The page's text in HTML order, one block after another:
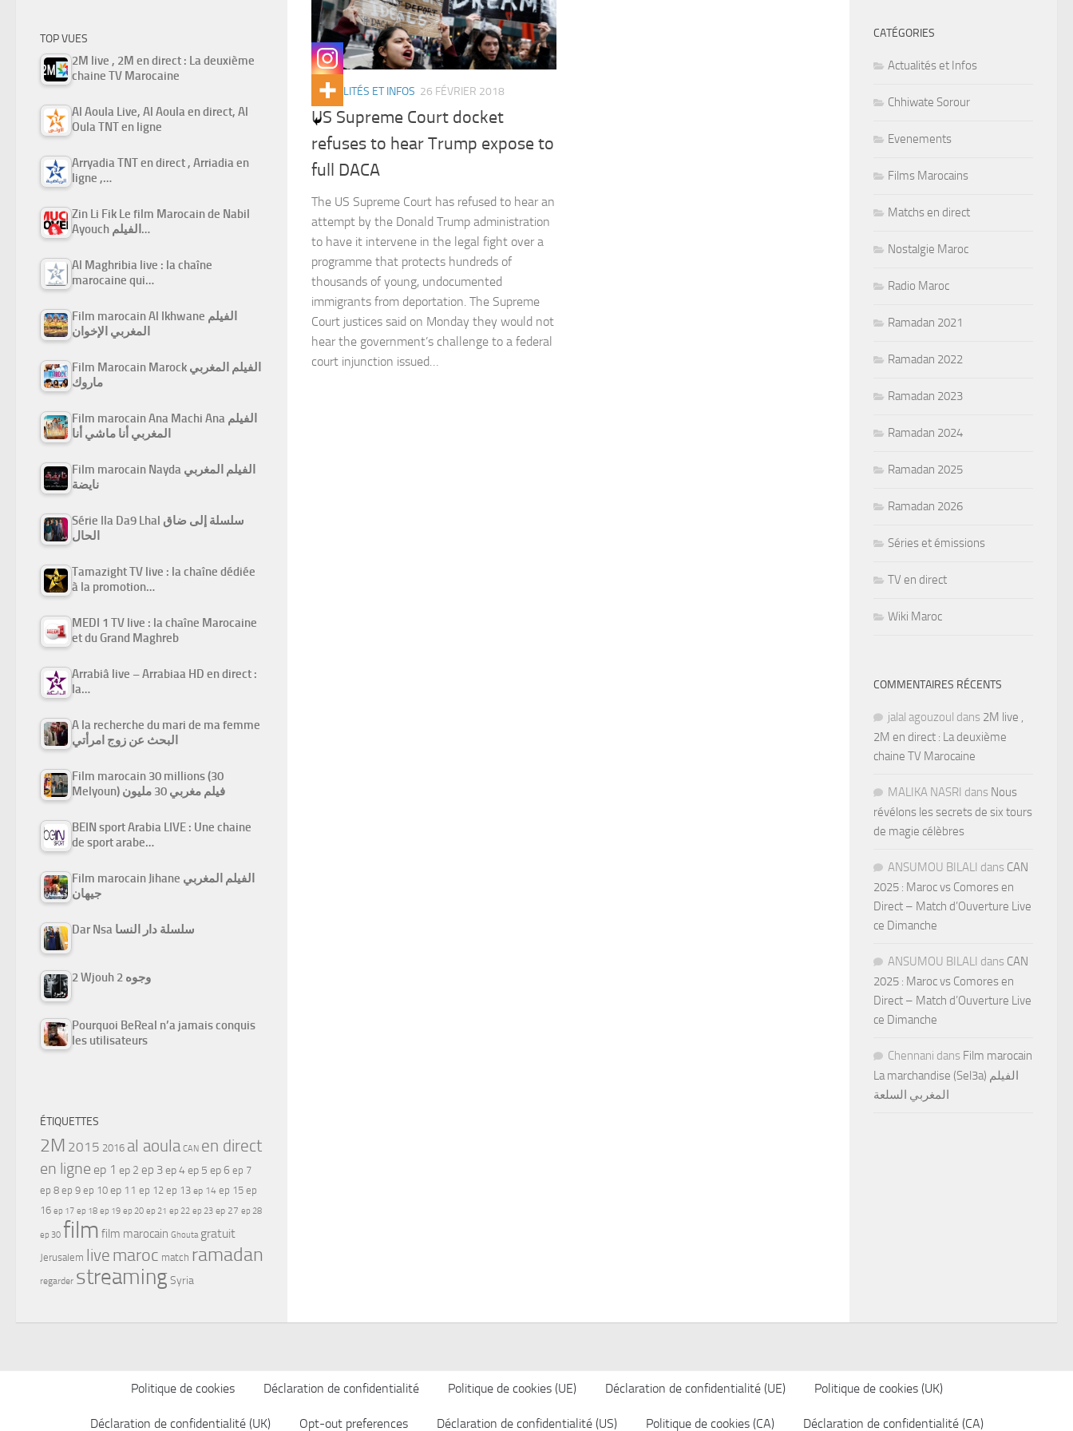
ACTUALITÉS ET INFOS 26 FÉVRIER 2018
US Supreme Court docket
refuses to hear Trump expose to
full DACA
The US Supreme Court has refused to hear an
attempt by the Donald Trump administration
to have it intervene in the legal fight over a
programme that protects hundreds of
thousands of young, undocumented
immigrants from deportation. The Supreme
Court justices said on Monday they would not
hear the government’s challenge to a federal
court injunction issued…
TOP VUES
2M live , 2M en direct : La deuxième
chaine TV Marocaine
Al Aoula Live, Al Aoula en direct, Al
Oula TNT en ligne
Arryadia TNT en direct , Arriadia en
ligne ,…
Zin Li Fik Le film Marocain de Nabil
Ayouch الفيلم…
Al Maghribia live : la chaîne
marocaine qui…
Film marocain Al Ikhwane الفيلم
المغربي الإخوان
Film Marocain Marock الفيلم المغربي
ماروك
Film marocain Ana Machi Ana الفيلم
المغربي أنا ماشي أنا
Film marocain Nayda الفيلم المغربي
نايضة
Série Ila Da9 Lhal سلسلة إلى ضاق
الحال
Tamazight TV live : la chaîne dédiée
à la promotion…
MEDI 1 TV live : la chaîne Marocaine
et du Grand Maghreb
Arrabiâ live – Arrabiaa HD en direct :
la…
A la recherche du mari de ma femme
البحث عن زوج امرأتي
Film marocain 30 millions (30
Melyoun) فيلم مغربي 30 مليون
BEIN sport Arabia LIVE : Une chaine
de sport arabe…
Film marocain Jihane الفيلم المغربي
جيهان
Dar Nsa سلسلة دار النسا
2 Wjouh 2 وجوه
Pourquoi BeReal n’a jamais conquis
les utilisateurs
ÉTIQUETTES
2M 2015 2016 al aoula CAN en direct
en ligne ep 1 ep 2 ep 3ep 4ep 5 ep 6 ep 7
ep 8 ep 9 ep 10 ep 11 ep 12 ep 13 ep 14 ep 15 ep
16 ep 17 ep 18 ep 19 ep 20 ep 21 ep 22 ep 23 ep 27 ep 28
ep 30 film film marocain Ghouta gratuit
Jerusalem live maroc match ramadan
regarder streamingSyria
CATÉGORIES
Actualités et Infos
Chhiwate Sorour
Evenements
Films Marocains
Matchs en direct
Nostalgie Maroc
Radio Maroc
Ramadan 2021
Ramadan 2022
Ramadan 2023
Ramadan 2024
Ramadan 2025
Ramadan 2026
Séries et émissions
TV en direct
Wiki Maroc
COMMENTAIRES RÉCENTS
jalal agouzoul dans 2M live ,
2M en direct : La deuxième
chaine TV Marocaine
MALIKA NASRI dans Nous
révélons les secrets de six tours
de magie célèbres
ANSUMOU BILALI dans CAN
2025 : Maroc vs Comores en
Direct – Match d’Ouverture Live
ce Dimanche
ANSUMOU BILALI dans CAN
2025 : Maroc vs Comores en
Direct – Match d’Ouverture Live
ce Dimanche
Chennani dans Film marocain
La marchandise (Sel3a) الفيلم
المغربي السلعة
Politique de cookies Déclaration de confidentialité Politique de cookies (UE) Déclaration de confidentialité (UE) Politique de cookies (UK)
Déclaration de confidentialité (UK) Opt-out preferences Déclaration de confidentialité (US) Politique de cookies (CA) Déclaration de confidentialité (CA)